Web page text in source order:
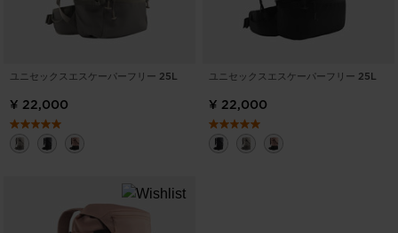
ユニセックスエスケーパーフリー 25L
¥ 22,000
ユニセックスエスケーパーフリー 25L
¥ 22,000